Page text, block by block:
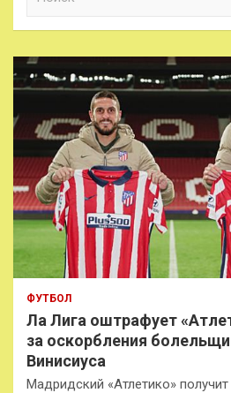
к
ФУТБОЛ
Ла Лига оштрафует
за оскорбления
Винисиуса
Мадридский «Атлетико»